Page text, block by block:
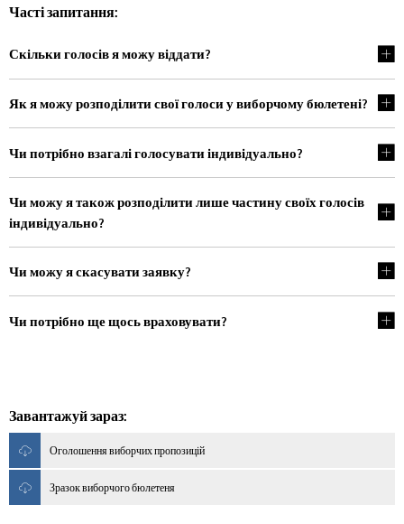
Часті запитання:
Скільки голосів я можу віддати?
Як я можу розподілити свої голоси у виборчому бюлетені?
Чи потрібно взагалі голосувати індивідуально?
Чи можу я також розподілити лише частину своїх голосів
індивідуально?
Чи можу я скасувати заявку?
Чи потрібно ще щось враховувати?
Завантажуй зараз:
Оголошення виборчих пропозицій
Зразок виборчого бюлетеня